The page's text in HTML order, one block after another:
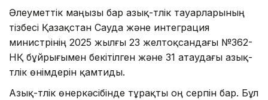
Әлеуметтік маңызы бар азық-түлік тауарларының
тізбесі Қазақстан Сауда және интеграция
министрінің 2025 жылғы 23 желтоқсандағы №362-
НҚ бұйрығымен бекітілген және 31 атаудағы азық-
түлік өнімдерін қамтиды.
Азық-түлік өнеркәсібінде тұрақты оң серпін бар. Бұл